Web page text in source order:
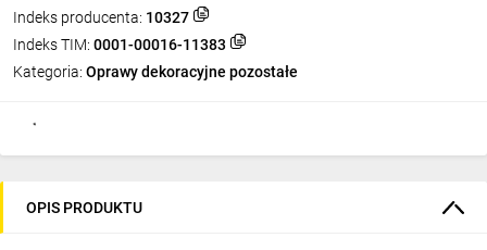
Indeks producenta: 10327
Indeks TIM: 0001-00016-11383
Kategoria: Oprawy dekoracyjne pozostałe
OPIS PRODUKTU